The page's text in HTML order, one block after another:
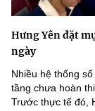
Hưng Yên đặt
ngày
Nhiều hệ thống
tầng chưa hoàn
Trước thực tế đó,